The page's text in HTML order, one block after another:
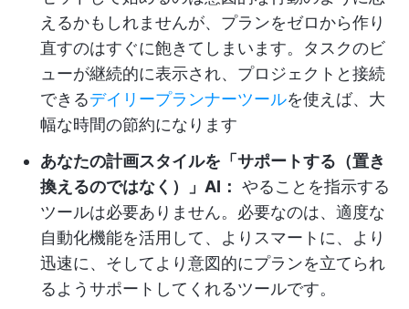
えるかもしれませんが、プランをゼロから作り
直すのはすぐに飽きてしまいます。タスクのビ
ューが継続的に表示され、プロジェクトと接続
できるデイリープランナーツールを使えば、大
幅な時間の節約になります
あなたの計画スタイルを「サポートする（置き
換えるのではなく）」AI： やることを指示する
ツールは必要ありません。必要なのは、適度な
自動化機能を活用して、よりスマートに、より
迅速に、そしてより意図的にプランを立てられ
るようサポートしてくれるツールです。